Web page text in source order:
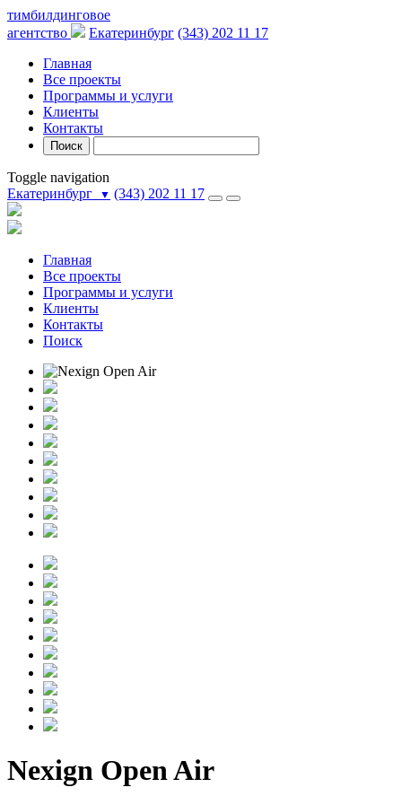
тимбилдинговое
агентство
Екатеринбург (343) 202 11 17
Главная
Все проекты
Программы и услуги
Клиенты
Контакты
Поиск
Toggle navigation
Екатеринбург
▼ (343) 202 11 17
Главная
Все проекты
Программы и услуги
Клиенты
Контакты
Поиск
Nexign Open Air